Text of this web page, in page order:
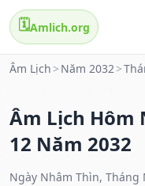
🗓️Amlich.org
Âm Lịch > Năm 2032>
Âm Lịch Hôm
12 Năm 2032
Ngày Nhâm Thìn, Tháng